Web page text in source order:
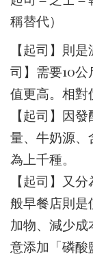
稱替代）
【起司】則
司】需要10
值更高。相對
【起司】因
量、牛奶源、
為上千種。
【起司】又
般早餐店則是
加物、減少
意添加「磷酸